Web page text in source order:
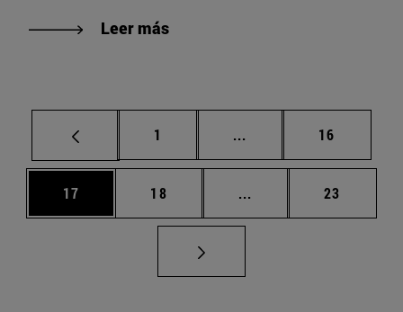
Leer más
Página
1 ... Páginas intermedias
Página
16
Página
17 Página
18 ... Páginas intermedias
Página
23